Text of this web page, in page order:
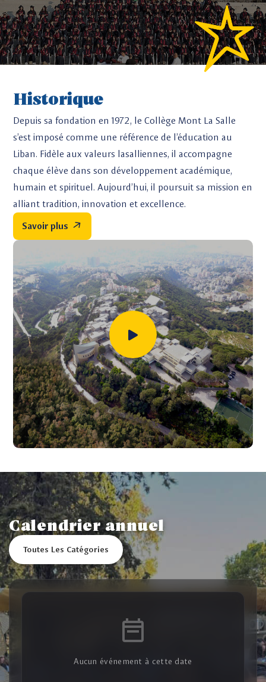
Historique
Depuis sa fondation en 1972, le Collège Mont La Salle
s’est imposé comme une référence de l’éducation au
Liban. Fidèle aux valeurs lasalliennes, il accompagne
chaque élève dans son développement académique,
humain et spirituel. Aujourd’hui, il poursuit sa mission en
alliant tradition, innovation et excellence.
Savoir plus
Calendrier annuel
Toutes Les Catégories
Aucun événement à cette date